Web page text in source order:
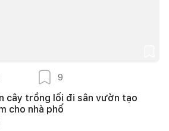
9
cây trồng lối đi sân vườn tạo
cho nhà phố